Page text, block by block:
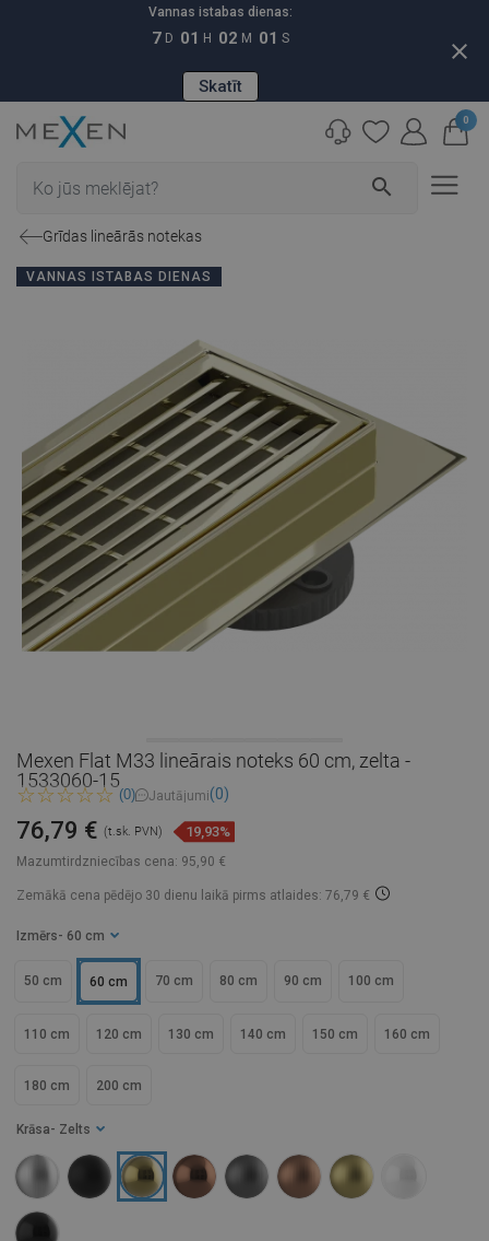
Vannas istabas dienas:
7 D 01 H 02 M 00 S
Skatīt
close
search
0
Grīdas lineārās notekas
VANNAS ISTABAS DIENAS
Mexen Flat M33 lineārais noteks 60 cm, zelta -
1533060-15
(0) Jautājumi(0)
Mazumtirdzniecības cena: 95,90 €
76,79 € (t.sk. PVN) 19,93%
Zemākā cena pēdējo 30 dienu laikā pirms atlaides: 76,79 €
Izmērs - 60 cm
50 cm 60 cm 70 cm 80 cm 90 cm 100 cm
110 cm 120 cm 130 cm 140 cm 150 cm 160 cm
180 cm 200 cm
Krāsa - Zelts